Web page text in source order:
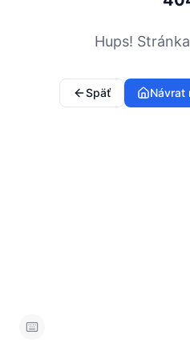
Hups!
Späť Návrat